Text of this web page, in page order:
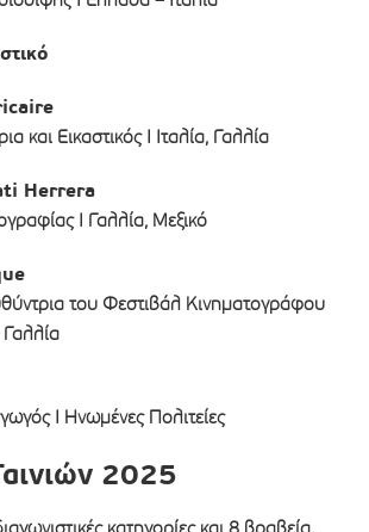
και Eικαστικός I Ιταλία, Γαλλία
Herrera
I Γαλλία, Μεξικό
του Φεστιβάλ Κινηματογράφου
I Ηνωμένες Πολιτείες
2025